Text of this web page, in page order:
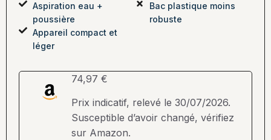
Aspiration eau +
poussière
Appareil compact et
léger
Bac plastique moins
robuste
74,97 €
Prix indicatif, relevé le 30/07/2026.
Susceptible d’avoir changé, vérifiez
sur Amazon.